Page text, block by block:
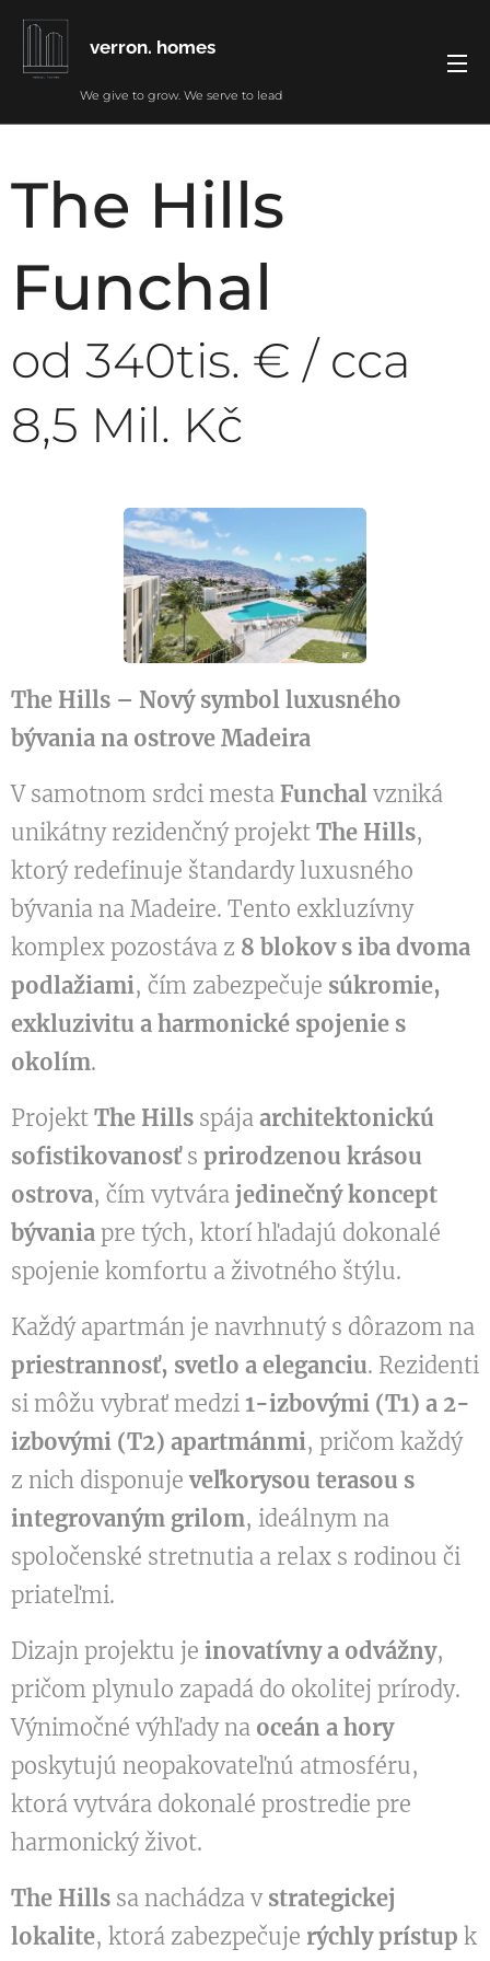
verron. homes
We give to grow. We serve to lead
The Hills
Funchal
od 340tis. € / cca
8,5 Mil. Kč
The Hills – Nový symbol luxusného
bývania na ostrove Madeira
V samotnom srdci mesta Funchal vzniká
unikátny rezidenčný projekt The Hills,
ktorý redefinuje štandardy luxusného
bývania na Madeire. Tento exkluzívny
komplex pozostáva z 8 blokov s iba dvoma
podlažiami, čím zabezpečuje súkromie,
exkluzivitu a harmonické spojenie s
okolím.
Projekt The Hills spája architektonickú
sofistikovanosťs prirodzenou krásou
ostrova, čím vytvára jedinečný koncept
bývania pre tých, ktorí hľadajú dokonalé
spojenie komfortu a životného štýlu.
Každý apartmán je navrhnutý s dôrazom na
priestrannosť, svetlo a eleganciu. Rezidenti
si môžu vybrať medzi 1-izbovými (T1) a 2-
izbovými (T2) apartmánmi, pričom každý
z nich disponuje veľkorysou terasou s
integrovaným grilom, ideálnym na
spoločenské stretnutia a relax s rodinou či
priateľmi.
Dizajn projektu je inovatívny a odvážny,
pričom plynulo zapadá do okolitej prírody.
Výnimočné výhľady na oceán a hory
poskytujú neopakovateľnú atmosféru,
ktorá vytvára dokonalé prostredie pre
harmonický život.
The Hills sa nachádza v strategickej
lokalite, ktorá zabezpečuje rýchly prístup k